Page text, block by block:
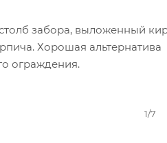
забора, выложенный
Хорошая альтернатива
ограждения.
1/7